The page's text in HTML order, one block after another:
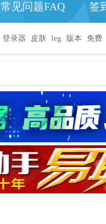
常见问题FAQ 签
登录器 皮肤 leg 版本 免费